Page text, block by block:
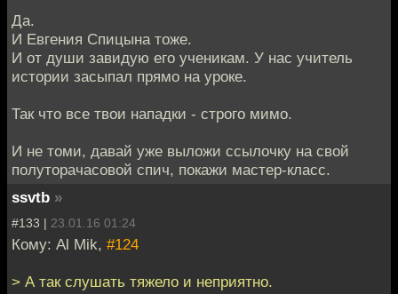
Да.
И Евгения Спицына тоже.
И от души завидую его ученикам. У нас учитель
истории засыпал прямо на уроке.
Так что все твои нападки - строго мимо.
И не томи, давай уже выложи ссылочку на свой
полуторачасовой спич, покажи мастер-класс.
ssvtb »
#133 | 23.01.16 01:24
Кому: Al Mik, #124
> А так слушать тяжело и неприятно.